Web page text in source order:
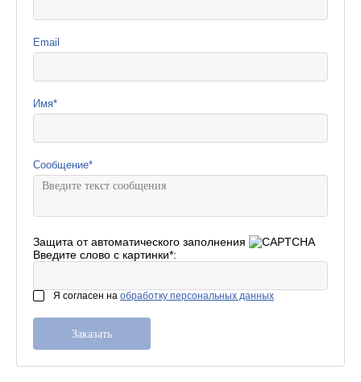
Email
Имя*
Сообщение*
Защита от автоматического заполнения
Введите слово с картинки*:
Я согласен на обработку персональных данных